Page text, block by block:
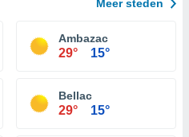
Meer steden
Ambazac
29° 15°
Bellac
29° 15°